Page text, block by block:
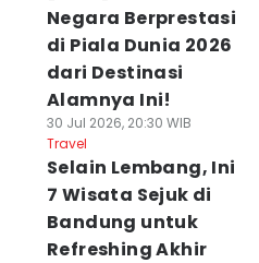
Negara Berprestasi
di Piala Dunia 2026
dari Destinasi
Alamnya Ini!
30 Jul 2026, 20:30 WIB
Travel
Selain Lembang, Ini
7 Wisata Sejuk di
Bandung untuk
Refreshing Akhir